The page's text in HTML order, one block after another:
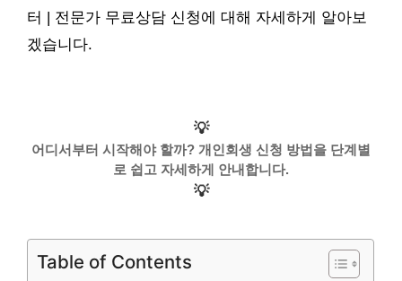
터 | 전문가 무료상담 신청에 대해 자세하게 알아보
겠습니다.
💡
어디서부터 시작해야 할까? 개인회생 신청 방법을 단계별
로 쉽고 자세하게 안내합니다.
💡
Table of Contents